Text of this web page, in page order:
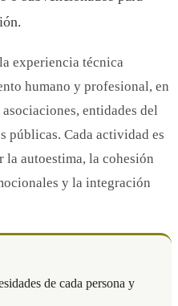
experiencia técnica
humano y profesional, en
entidades del
públicas. Cada actividad es
autoestima, la cohesión
y la integración
de cada persona y